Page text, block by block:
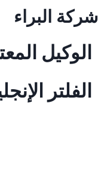
شركة البراء
الوكيل
الفلتر